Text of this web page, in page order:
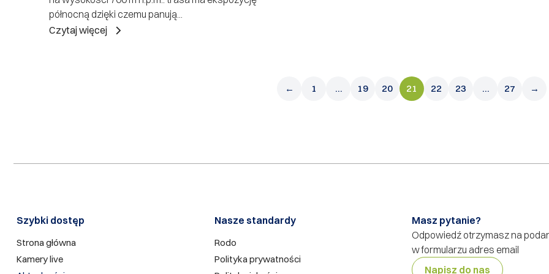
północną dzięki czemu panują...
Czytaj więcej
← 1 … 19 20 21 22 23 … 27 →
Szybki dostęp​
Strona główna
Kamery live
Nasze standardy
Rodo
Polityka prywatności
Masz pytanie?
Odpowiedź otrzymasz na
w formularzu adres email
Napisz do nas